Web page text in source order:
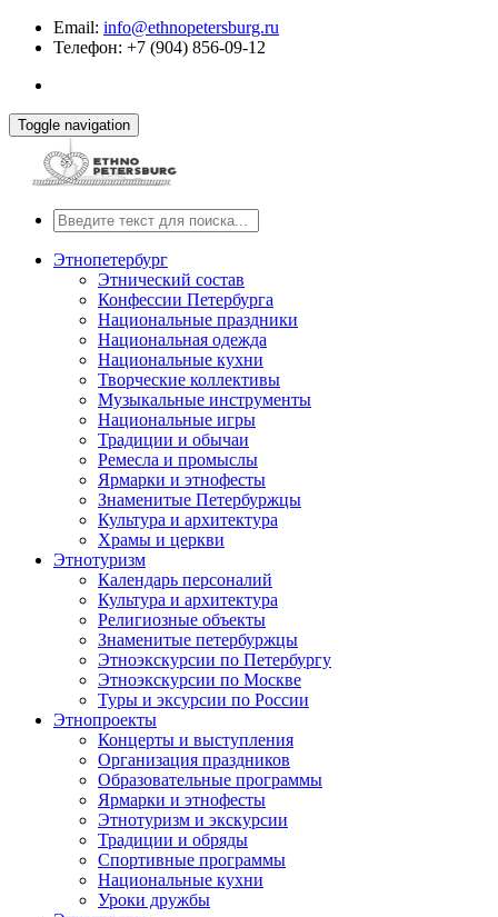
Email: info@ethnopetersburg.ru
Телефон: +7 (904) 856-09-12
Toggle navigation
Этнопетербург
Этнический состав
Конфессии Петербурга
Национальные праздники
Национальная одежда
Национальные кухни
Творческие коллективы
Музыкальные инструменты
Национальные игры
Традиции и обычаи
Ремесла и промыслы
Ярмарки и этнофесты
Знаменитые Петербуржцы
Культура и архитектура
Храмы и церкви
Этнотуризм
Календарь персоналий
Культура и архитектура
Религиозные объекты
Знаменитые петербуржцы
Этноэкскурсии по Петербургу
Этноэкскурсии по Москве
Туры и эксурсии по России
Этнопроекты
Концерты и выступления
Организация праздников
Образовательные программы
Ярмарки и этнофесты
Этнотуризм и экскурсии
Традиции и обряды
Спортивные программы
Национальные кухни
Уроки дружбы